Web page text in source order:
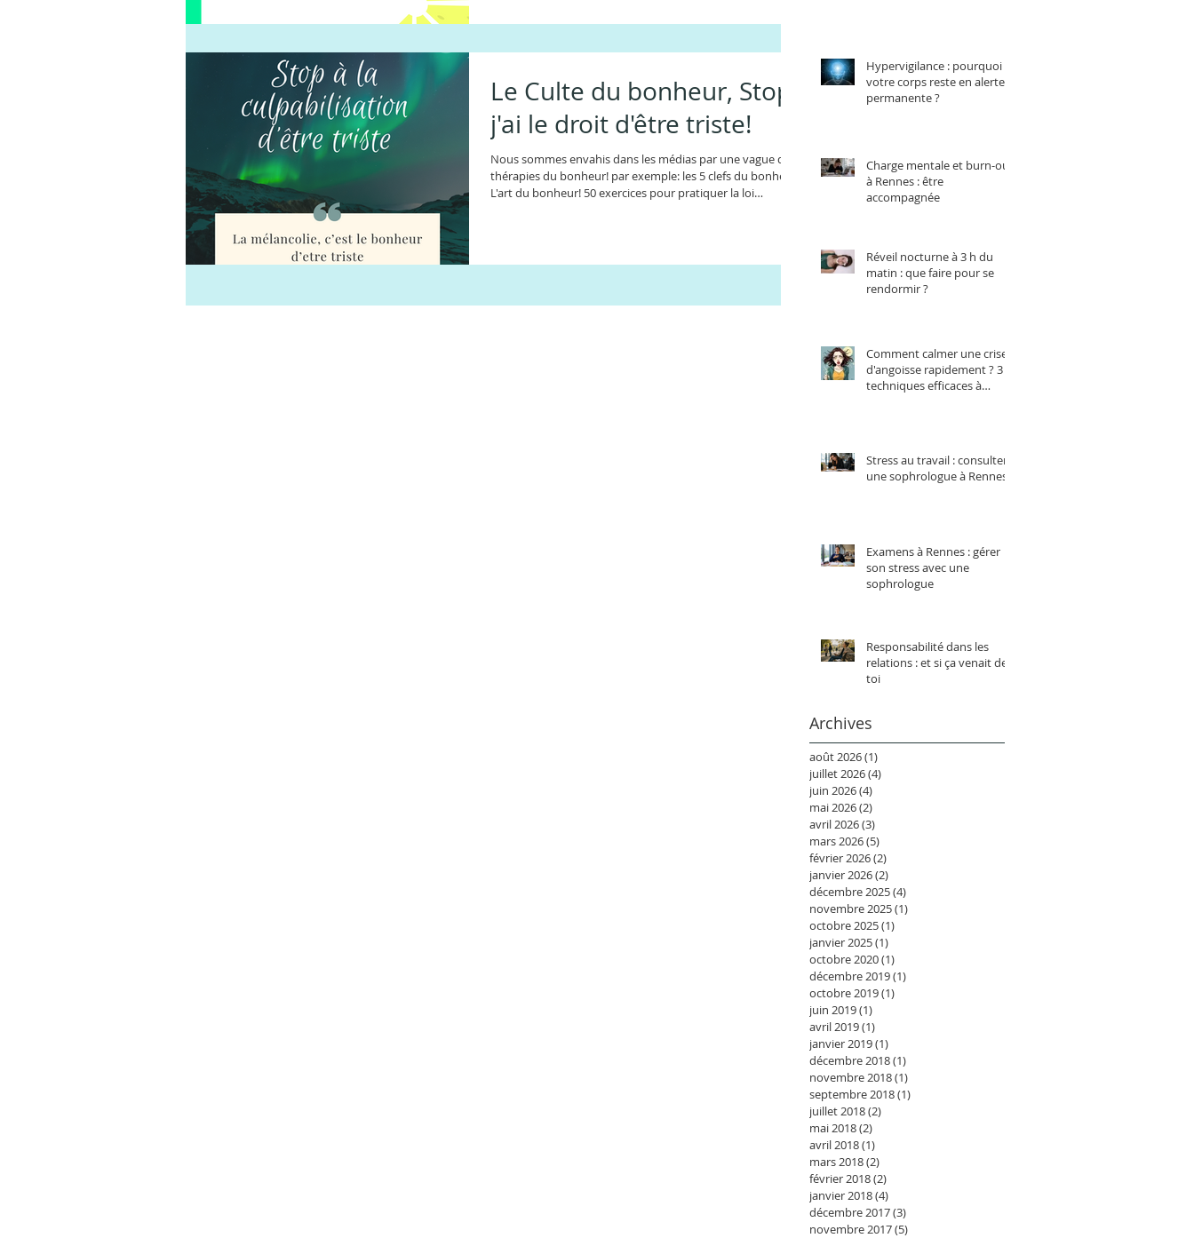
Le Culte du bonheur, Stop
j'ai le droit d'être triste!
Nous sommes envahis dans les médias par une vague de
thérapies du bonheur! par exemple: les 5 clefs du bonheur!
L'art du bonheur! 50 exercices pour pratiquer la loi
Hypervigilance : pourquoi
votre corps reste en alerte
permanente ?
Charge mentale et burn-out
à Rennes : être
accompagnée
Réveil nocturne à 3 h du
matin : que faire pour se
rendormir ?
Comment calmer une crise
d'angoisse rapidement ? 3
techniques efficaces à
Stress au travail : consulter
une sophrologue à Rennes
Examens à Rennes : gérer
son stress avec une
sophrologue
Responsabilité dans les
relations : et si ça venait de
toi
Archives
août 2026(1)
juillet 2026(4)
juin 2026(4)
mai 2026(2)
avril 2026(3)
mars 2026(5)
février 2026(2)
janvier 2026(2)
décembre 2025(4)
novembre 2025(1)
octobre 2025(1)
janvier 2025(1)
octobre 2020(1)
décembre 2019(1)
octobre 2019(1)
juin 2019(1)
avril 2019(1)
janvier 2019(1)
décembre 2018(1)
novembre 2018(1)
septembre 2018(1)
juillet 2018(2)
mai 2018(2)
avril 2018(1)
mars 2018(2)
février 2018(2)
janvier 2018(4)
décembre 2017(3)
novembre 2017(5)